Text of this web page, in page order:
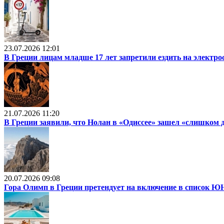
23.07.2026 12:01
В Греции лицам младше 17 лет запретили ездить на
21.07.2026 11:20
В Греции заявили, что Нолан в «Одиссее» зашел «слишком
20.07.2026 09:08
Гора Олимп в Греции претендует на включение в список